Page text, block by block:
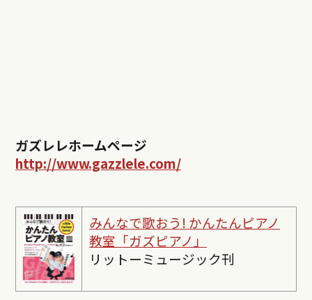
ガズレレホームページ
http://www.gazzlele.com/
みんなで歌おう! かんたんピアノ
教室「ガズピアノ」
リットーミュージック刊